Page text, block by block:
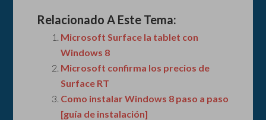
Relacionado A Este Tema:
Microsoft Surface la tablet con
Windows 8
Microsoft confirma los precios de
Surface RT
Como instalar Windows 8 paso a paso
[guía de instalación]